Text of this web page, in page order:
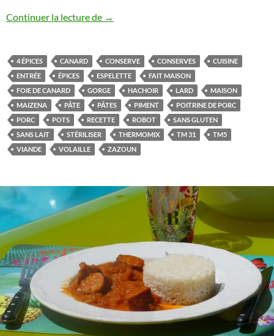
Continuer la lecture de Pâté de campagne Maison à l’armagnac
→
4 ÉPICES CANARD CONSERVE CONSERVES
CUISINE
ENTRÉE
ÉPICES ESPELETTE
FAIT MAISON
FOIE DE CANARD
GORGE HACHOIR LARD
MAISON
MAIZENA
PÂTE PÂTES PIMENT
POITRINE DE PORC
PORC
POTS RECETTE ROBOT
SANS GLUTEN
SANS LAIT
STÉRILISER THERMOMIX TM 31
TM5
VIANDE
VOLAILLE ZAZOUN